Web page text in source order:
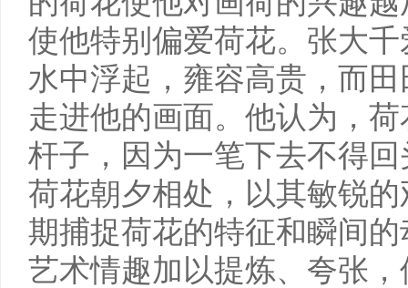
使他特别偏爱荷花。张大
水中浮起，雍容高贵，而
走进他的画面。他认为，
杆子，因为一笔下去不得
荷花朝夕相处，以其敏锐
期捕捉荷花的特征和瞬间
艺术情趣加以提炼、夸张